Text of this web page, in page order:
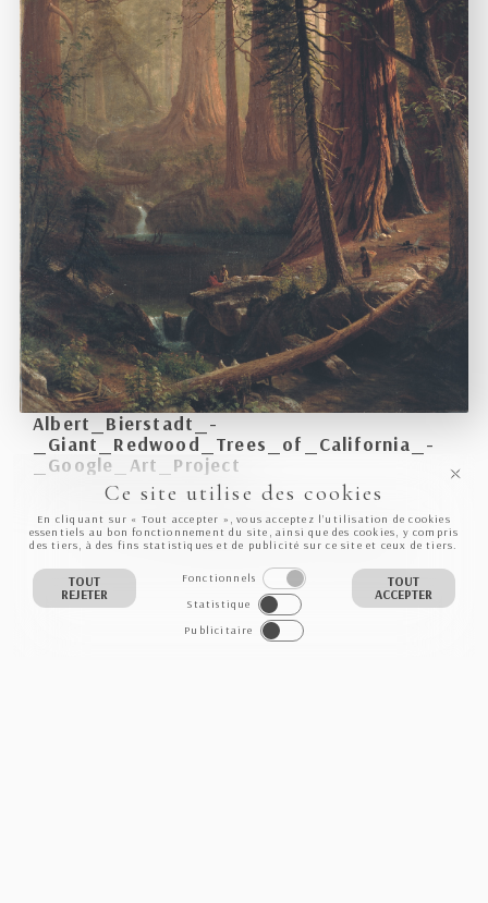
Albert_Bierstadt_-
_Giant_Redwood_Trees_of_California_-
_Google_Art_Project
INFO VOIR DANS LA GALERIE ACHETER
Ce site utilise des cookies
En cliquant sur « Tout accepter », vous acceptez l’utilisation de cookies
essentiels au bon fonctionnement du site, ainsi que des cookies, y compris
des tiers, à des fins statistiques et de publicité sur ce site et ceux de tiers.
TOUT
REJETER
Fonctionnels
Statistique
Publicitaire
TOUT
ACCEPTER